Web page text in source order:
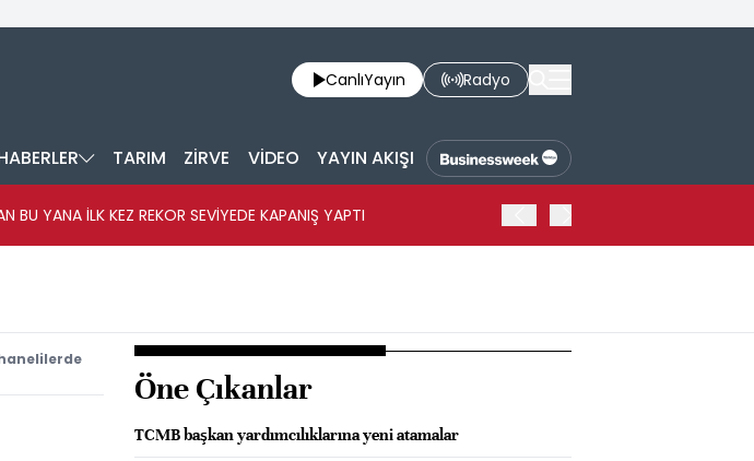
CanlıYayın Radyo
TARIM ZİRVE VİDEO YAYIN AKIŞI
YANA İLK KEZ REKOR SEVİYEDE KAPANIŞ YAPTI
Öne Çıkanlar
TCMB başkan yardımcılıklarına yeni atamalar